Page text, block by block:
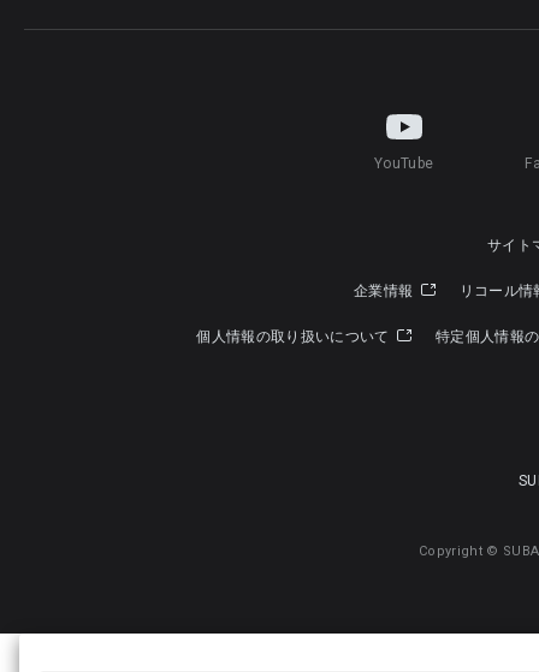
YouTube
サイト
企業情報 リコール
個人情報の取り扱いについて 特定個人情報
Copyright ©